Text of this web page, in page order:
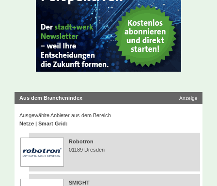
Aus dem Branchenindex Anzeige
Ausgewählte Anbieter aus dem Bereich
Netze | Smart Grid:
Robotron
01189 Dresden
SMIGHT